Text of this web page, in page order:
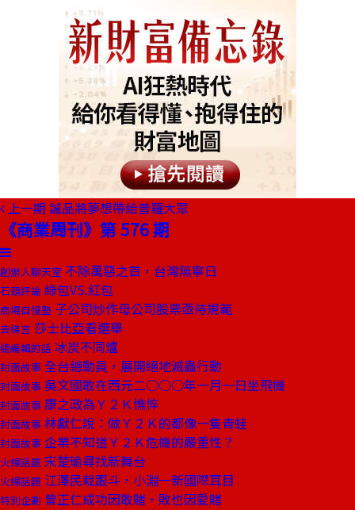
上一期 誠品將夢想帶給普羅大眾
《商業周刊》第 576 期
創辦人聊天室 不除萬惡之首，台灣無寧日
石頭評論 綠包VS.紅包
商場自慢塾 子公司炒作母公司股票亟待規範
去梯言 莎士比亞看選舉
總編輯的話 冰炭不同爐
封面故事 全台總動員，展開絕地滅蟲行動
封面故事 吳文國敢在西元二○○○年一月一日坐飛機
封面故事 康之政為Ｙ２Ｋ憔悴
封面故事 林獻仁說：做Ｙ２Ｋ的都像一隻青蛙
封面故事 企業不知道Ｙ２Ｋ危機的嚴重性？
火線話題 宋楚瑜尋找新舞台
火線話題 江澤民栽跟斗，小淵一新國際耳目
特別企劃 曾正仁成功因敢賭，敗也因愛賭